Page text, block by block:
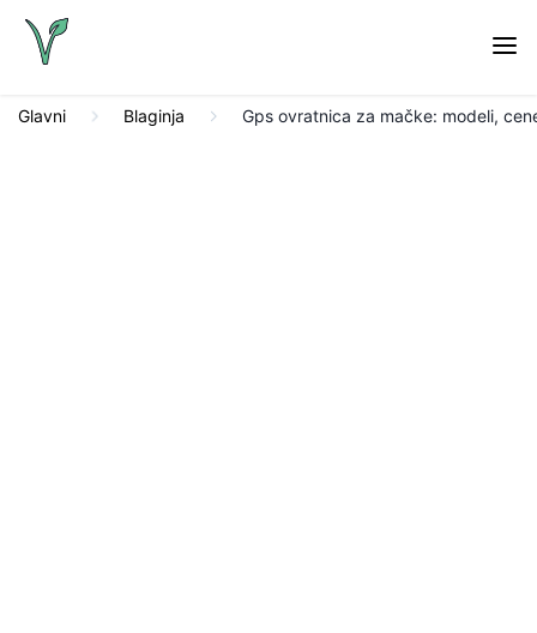
Glavni Blaginja Gps ovratnica za mačke: modeli,